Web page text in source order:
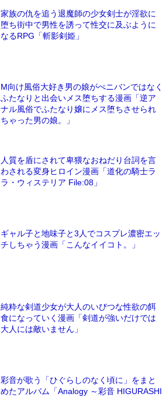
家族の仇を追う退魔師の少女剣士が淫欲に
堕ち街中で男性を誘って性交に及ぶように
なるRPG「斬影剣姫」
M向け風俗大好き男の娘がぺニバンではなく
ふたなりと出会いメス堕ちする漫画「逆ア
ナル風俗でふたなり嬢にメス堕ちさせられ
ちゃった男の娘。」
人質を盾にされて卑猥なおねだり台詞を言
わされる変身ヒロイン漫画「道化の騎士ラ
ラ・ウィステリア File:08」
ギャル子と地味子と3人でコスプレ濃密エッ
チしちゃう漫画「こんなイイコト。」
純粋な剣道少女が大人のいびつな性欲の餌
食になっていく漫画「剣道が強いだけでは
大人には敵いません」
彩音が歌う「ひぐらしのなく頃に」をまと
めたアルバム「Analogy ～彩音 HIGURASHI